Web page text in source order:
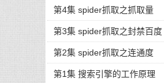
第4集 spider抓取之抓取量
第3集 spider抓取之封禁百度
第2集 spider抓取之连通度
第1集 搜索引擎的工作原理